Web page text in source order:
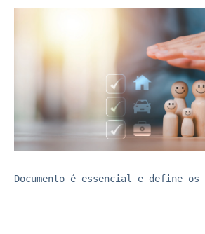
Documento é essencial e define